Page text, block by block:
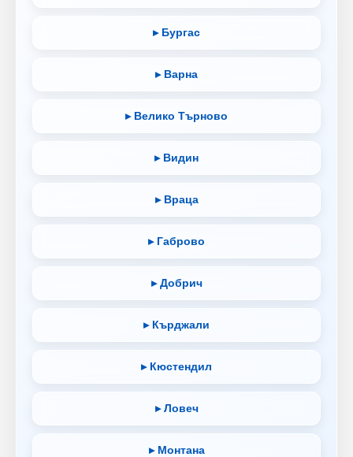
▸ Бургас
▸ Варна
▸ Велико Търново
▸ Видин
▸ Враца
▸ Габрово
▸ Добрич
▸ Кърджали
▸ Кюстендил
▸ Ловеч
▸ Монтана